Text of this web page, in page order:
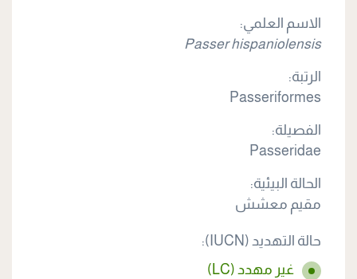
الاسم العلمي:
Passer hispaniolensis
الرتبة:
Passeriformes
الفصيلة:
Passeridae
الحالة البيئية:
مقيم معشش
حالة التهديد (IUCN):
غير مهدد (LC)